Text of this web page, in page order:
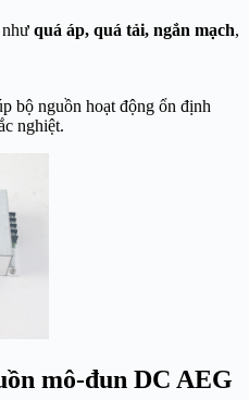
như quá áp, quá tải, ngắn mạch,
bộ nguồn hoạt động ổn định
nghiệt.
mô-đun DC AEG